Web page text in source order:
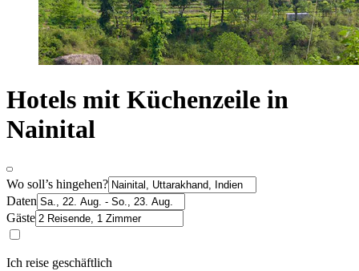
Hotels mit Küchenzeile in
Nainital
Wo soll’s hingehen?
Daten
Gäste
Ich reise geschäftlich